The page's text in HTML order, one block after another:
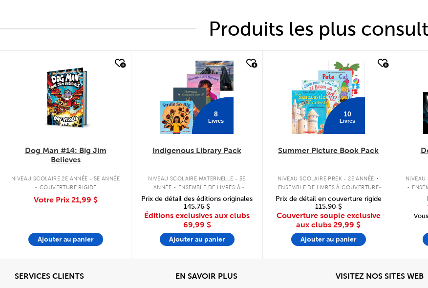
Produits les plus
Dog Man #14: Big Jim
Believes
NIVEAU SCOLAIRE 2E ANNÉE - 5E ANNÉE
. COUVERTURE RIGIDE
Votre Prix 21,99 $
Ajouter au panier
8
Livres
Indigenous Library Pack
NIVEAU SCOLAIRE MATERNELLE - 5E
ANNÉE . ENSEMBLE DE LIVRES À
COUVERTURE SOUPLE
Prix de détail des éditions originales
145,76 $
Éditions exclusives aux clubs
69,99 $
Ajouter au panier
10
Livres
Summer Picture Book Pack
NIVEAU SCOLAIRE PREK - 2E ANNÉE .
ENSEMBLE DE LIVRES À COUVERTURE
Prix de détail en couverture rigide
115,90 $
Couverture souple exclusive
aux clubs 29,99 $
Ajouter au panier
NIVEAU
.
SERVICES CLIENTSAfficher EN SAVOIR PLUSView VISITEZ NOS SITES WEB